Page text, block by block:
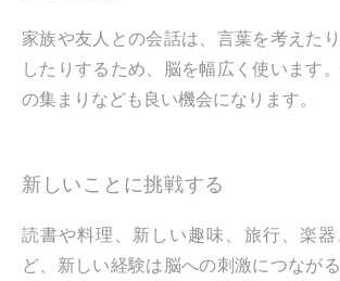
家族や友人との会話は、言葉を考えた
したりするため、脳を幅広く使います
の集まりなども良い機会になります。
新しいことに挑戦する
読書や料理、新しい趣味、旅行、楽
ど、新しい経験は脳への刺激につなが